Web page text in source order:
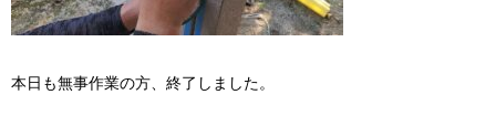
本日も無事作業の方、終了しました。